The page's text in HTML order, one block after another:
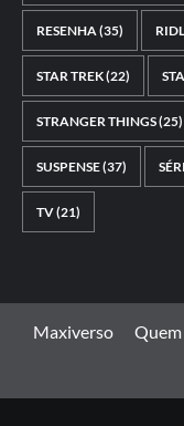
RESENHA(35)
STAR TREK(22)
STRANGER THINGS(25)
SUSPENSE(37)
TV(21)
Maxiverso